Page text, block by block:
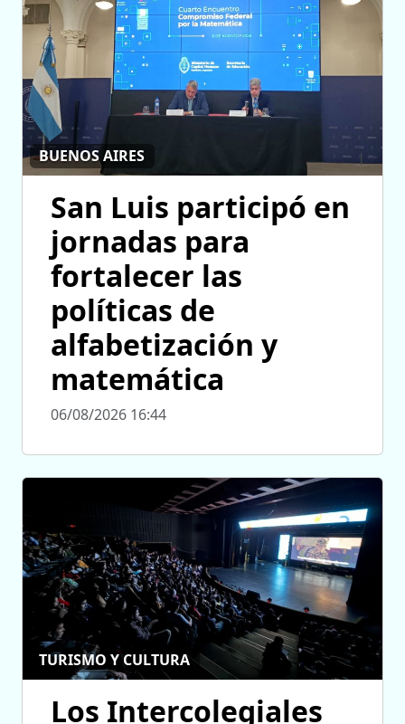
BUENOS AIRES
San Luis participó en
jornadas para
fortalecer las
políticas de
alfabetización y
matemática
06/08/2026 16:44
TURISMO Y CULTURA
Los Intercolegiales